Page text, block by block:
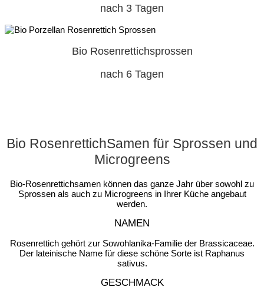
nach 3 Tagen
Bio Rosenrettichsprossen
nach 6 Tagen
Bio RosenrettichSamen für Sprossen und
Microgreens
Bio-Rosenrettichsamen können das ganze Jahr über sowohl zu
Sprossen als auch zu Microgreens in Ihrer Küche angebaut
werden.
NAMEN
Rosenrettich gehört zur Sowohlanika-Familie der Brassicaceae.
Der lateinische Name für diese schöne Sorte ist Raphanus
sativus.
GESCHMACK